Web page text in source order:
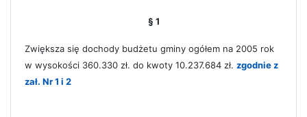
§ 1
Zwiększa się dochody budżetu gminy ogółem na 2005 rok
w wysokości 360.330 zł. do kwoty 10.237.684 zł. zgodnie z
zał. Nr 1 i 2